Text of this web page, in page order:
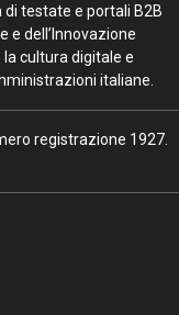
di testate e portali B2B
e dell’Innovazione
cultura digitale e
italiane.
registrazione 1927.